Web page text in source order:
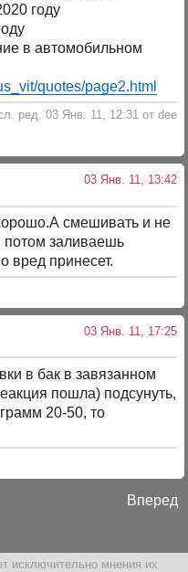
году
в автомобильном
quotes/page2.html
ред. 03 Янв. 11, 12:31 от dee
03 Янв. 11, 13:42
смешивать и не
заливаешь
вред принесет.
03 Янв. 11, 17:25
в бак в завязанном
пошла) подсунуть,
20-50, то
Вперед
исключительно мнения их